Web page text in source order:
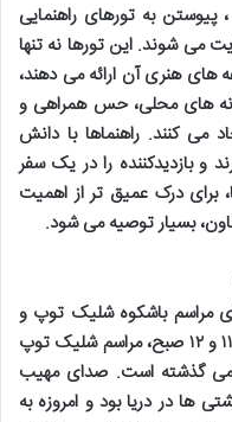
، پیوستن به تورهای راهنمایی
می شوند. این تورها نه تنها
های هنری آن ارائه می دهند،
های محلی، حس همراهی و
می کنند. راهنماها با دانش
و بازدیدکننده را در یک سفر
برای درک عمیق تر از اهمیت
بسیار توصیه می شود.
مراسم باشکوه شلیک توپ و
بازگشایی دروازه است. در ساعت های ۱۰، ۱۱ و ۱۲ صبح، مراسم شلیک توپ
گذشته است. صدای مهیب
ها در دریا بود و امروزه به